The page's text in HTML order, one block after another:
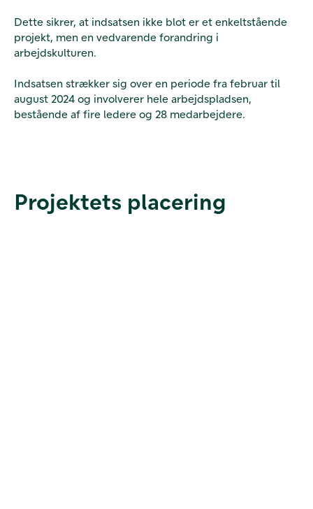
Dette sikrer, at indsatsen ikke blot er et enkeltstående
projekt, men en vedvarende forandring i
arbejdskulturen.
Indsatsen strækker sig over en periode fra februar til
august 2024 og involverer hele arbejdspladsen,
bestående af fire ledere og 28 medarbejdere.
Projektets placering